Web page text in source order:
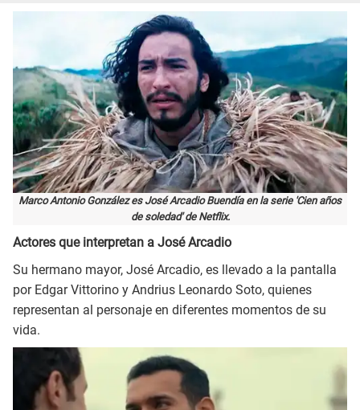
Marco Antonio González es José Arcadio Buendía en la serie 'Cien años
de soledad' de Netflix.
Actores que interpretan a José Arcadio
Su hermano mayor, José Arcadio, es llevado a la pantalla
por Edgar Vittorino y Andrius Leonardo Soto, quienes
representan al personaje en diferentes momentos de su
vida.